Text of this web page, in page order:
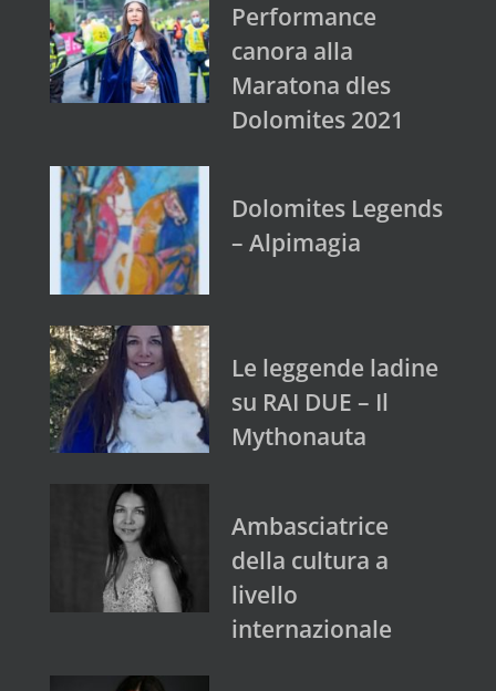
Performance
canora alla
Maratona dles
Dolomites 2021
Dolomites Legends
– Alpimagia
Le leggende ladine
su RAI DUE – Il
Mythonauta
Ambasciatrice
della cultura a
livello
internazionale